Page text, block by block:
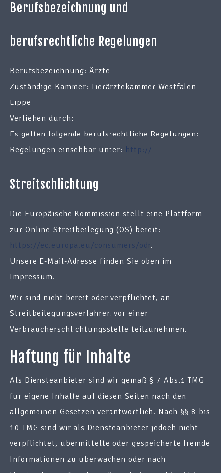
Berufsbezeichnung und
berufsrechtliche Regelungen
Berufsbezeichnung: Ärzte
Zuständige Kammer: Tierärztekammer Westfalen-
Lippe
Verliehen durch:
Es gelten folgende berufsrechtliche Regelungen:
Regelungen einsehbar unter: http://
Streitschlichtung
Die Europäische Kommission stellt eine Plattform
zur Online-Streitbeilegung (OS) bereit:
https://ec.europa.eu/consumers/odr.
Unsere E-Mail-Adresse finden Sie oben im
Impressum.
Wir sind nicht bereit oder verpflichtet, an
Streitbeilegungsverfahren vor einer
Verbraucherschlichtungsstelle teilzunehmen.
Haftung für Inhalte
Als Diensteanbieter sind wir gemäß § 7 Abs.1 TMG
für eigene Inhalte auf diesen Seiten nach den
allgemeinen Gesetzen verantwortlich. Nach §§ 8 bis
10 TMG sind wir als Diensteanbieter jedoch nicht
verpflichtet, übermittelte oder gespeicherte fremde
Informationen zu überwachen oder nach